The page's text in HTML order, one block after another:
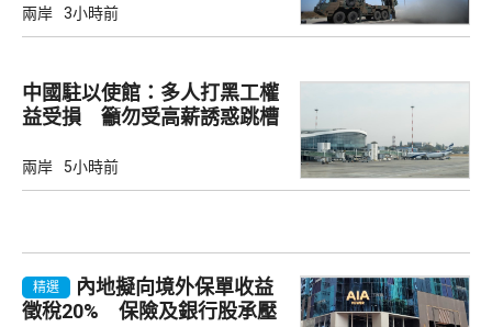
兩岸 3小時前
中國駐以使館：多人打黑工權
益受損 籲勿受高薪誘惑跳槽
兩岸 5小時前
精選
內地擬向境外保單收益
徵稅20% 保險及銀行股承壓